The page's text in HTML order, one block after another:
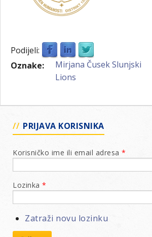
Podijeli:
Oznake:
Mirjana Čusek Slunjski
Lions
PRIJAVA KORISNIKA
Korisničko ime ili email adresa *
Lozinka *
Zatraži novu lozinku